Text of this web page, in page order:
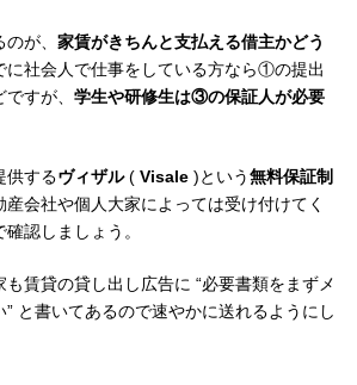
が、 家賃がきちんと支払える借主かどう
に社会人で仕事をしている方なら①の提出
すが、 学生や研修生は③の保証人が必要
供するヴィザル( Visale )という無料保証制
会社や個人大家によっては受け付けてく
認しましょう。
賃貸の貸し出し広告に “必要書類をまずメ
と書いてあるので速やかに送れるようにし